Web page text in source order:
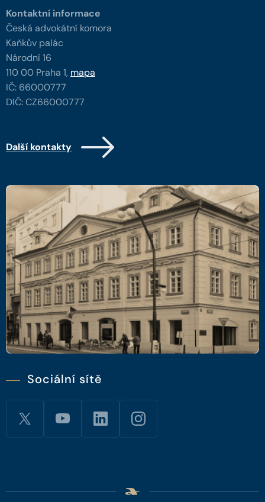
Kontaktní informace
Česká advokátní komora
Kaňkův palác
Národní 16
110 00 Praha 1, mapa
IČ: 66000777
DIČ: CZ66000777
Další kontakty
Sociální sítě